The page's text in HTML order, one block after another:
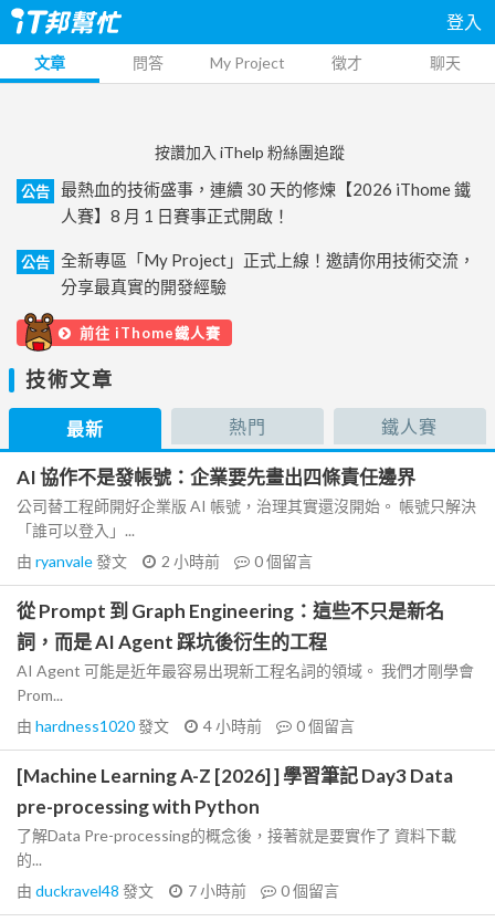
登入
文章 問答 My Project 徵才 聊天
按讚加入 iThelp 粉絲團追蹤
公告
最熱血的技術盛事，連續 30 天的修煉【2026 iThome 鐵
人賽】8 月 1 日賽事正式開啟！
公告
全新專區「My Project」正式上線！邀請你用技術交流，
分享最真實的開發經驗
前往 iThome鐵人賽
技術文章
最新 熱門 鐵人賽
AI 協作不是發帳號：企業要先畫出四條責任邊界
公司替工程師開好企業版 AI 帳號，治理其實還沒開始。 帳號只解決
「誰可以登入」...
由 ryanvale發文 2 小時前 0個留言
從 Prompt 到 Graph Engineering：這些不只是新名
詞，而是 AI Agent 踩坑後衍生的工程
AI Agent 可能是近年最容易出現新工程名詞的領域。 我們才剛學會
Prom...
由 hardness1020發文 4 小時前 0個留言
[Machine Learning A-Z [2026] ] 學習筆記 Day3 Data
pre-processing with Python
了解Data Pre-processing的概念後，接著就是要實作了 資料下載
的...
由 duckravel48 發文 7 小時前 0個留言